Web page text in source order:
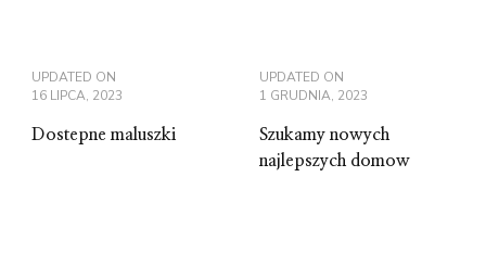
UPDATED ON
16 LIPCA, 2023
Dostepne maluszki
UPDATED ON
1 GRUDNIA, 2023
Szukamy nowych
najlepszych domow